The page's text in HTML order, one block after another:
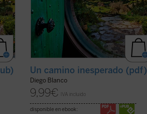
Un camino inesperado (pdf)
Diego Blanco
9,99€ IVA incluido
disponible en ebook: